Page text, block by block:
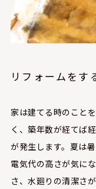
リフォームをす
家は建てる時のこと
く、築年数が経てば
が発生します。夏は
電気代の高さが気に
さ、水廻りの清潔さ